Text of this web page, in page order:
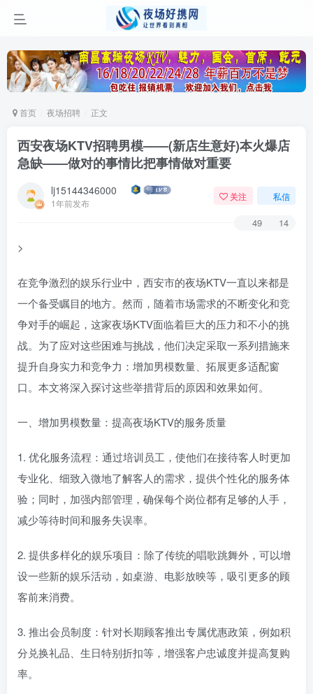
首页 夜场招聘 正文
西安夜场KTV招聘男模——(新店生意好)本火爆店
急缺——做对的事情比把事情做对重要
lj15144346000
1年前发布
关注 私信
49 14
>
在竞争激烈的娱乐行业中，西安市的夜场KTV一直以来都是
一个备受瞩目的地方。然而，随着市场需求的不断变化和竞
争对手的崛起，这家夜场KTV面临着巨大的压力和不小的挑
战。为了应对这些困难与挑战，他们决定采取一系列措施来
提升自身实力和竞争力：增加男模数量、拓展更多适配窗
口。本文将深入探讨这些举措背后的原因和效果如何。
一、增加男模数量：提高夜场KTV的服务质量
1. 优化服务流程：通过培训员工，使他们在接待客人时更加
专业化、细致入微地了解客人的需求，提供个性化的服务体
验；同时，加强内部管理，确保每个岗位都有足够的人手，
减少等待时间和服务失误率。
2. 提供多样化的娱乐项目：除了传统的唱歌跳舞外，可以增
设一些新的娱乐活动，如桌游、电影放映等，吸引更多的顾
客前来消费。
3. 推出会员制度：针对长期顾客推出专属优惠政策，例如积
分兑换礼品、生日特别折扣等，增强客户忠诚度并提高复购
率。